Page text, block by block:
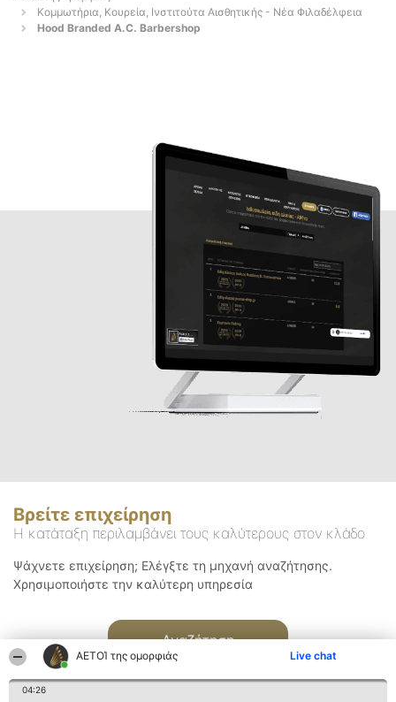
ΑΕΤΟΊ της ομορφιάς Live chat
04:26
Κομμωτήρια, Κουρεία, Ινστιτούτα Αισθητικής - Νέα Φιλαδέλφεια
Hood Branded A.C. Barbershop
Βρείτε επιχείρηση
Η κατάταξη περιλαμβάνει τους καλύτερους στον κλάδο
Ψάχνετε επιχείρηση; Ελέγξτε τη μηχανή αναζήτησης.
Χρησιμοποιήστε την καλύτερη υπηρεσία
Αναζήτηση